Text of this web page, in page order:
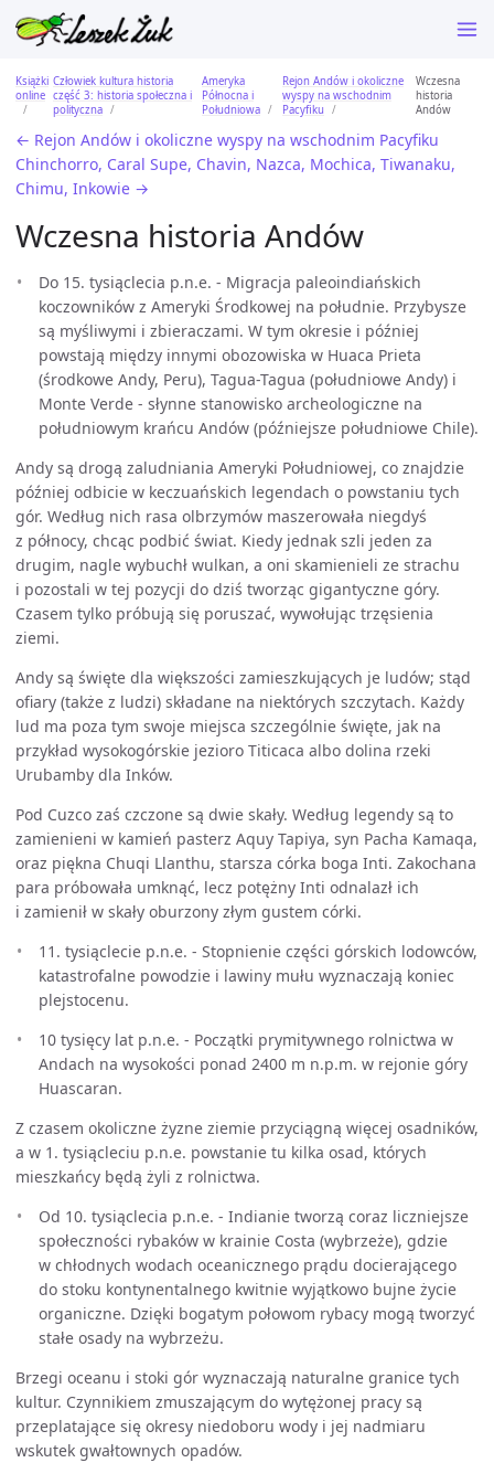
Książki
online
Człowiek kultura historia
część 3: historia społeczna i
polityczna
Ameryka
Północna i
Południowa
Rejon Andów i okoliczne
wyspy na wschodnim
Pacyfiku
Wczesna
historia
Andów
← Rejon Andów i okoliczne wyspy na wschodnim Pacyfiku
Chinchorro, Caral Supe, Chavin, Nazca, Mochica, Tiwanaku,
Chimu, Inkowie →
Wczesna historia Andów
Do 15. tysiąclecia p.n.e. - Migracja paleoindiańskich
koczowników z Ameryki Środkowej na południe. Przybysze
są myśliwymi i zbieraczami. W tym okresie i później
powstają między innymi obozowiska w Huaca Prieta
(środkowe Andy, Peru), Tagua-Tagua (południowe Andy) i
Monte Verde - słynne stanowisko archeologiczne na
południowym krańcu Andów (późniejsze południowe Chile).
Andy są drogą zaludniania Ameryki Południowej, co znajdzie
później odbicie w keczuańskich legendach o powstaniu tych
gór. Według nich rasa olbrzymów maszerowała niegdyś
z północy, chcąc podbić świat. Kiedy jednak szli jeden za
drugim, nagle wybuchł wulkan, a oni skamienieli ze strachu
i pozostali w tej pozycji do dziś tworząc gigantyczne góry.
Czasem tylko próbują się poruszać, wywołując trzęsienia
ziemi.
Andy są święte dla większości zamieszkujących je ludów; stąd
ofiary (także z ludzi) składane na niektórych szczytach. Każdy
lud ma poza tym swoje miejsca szczególnie święte, jak na
przykład wysokogórskie jezioro Titicaca albo dolina rzeki
Urubamby dla Inków.
Pod Cuzco zaś czczone są dwie skały. Według legendy są to
zamienieni w kamień pasterz Aquy Tapiya, syn Pacha Kamaqa,
oraz piękna Chuqi Llanthu, starsza córka boga Inti. Zakochana
para próbowała umknąć, lecz potężny Inti odnalazł ich
i zamienił w skały oburzony złym gustem córki.
11. tysiąclecie p.n.e. - Stopnienie części górskich lodowców,
katastrofalne powodzie i lawiny mułu wyznaczają koniec
plejstocenu.
10 tysięcy lat p.n.e. - Początki prymitywnego rolnictwa w
Andach na wysokości ponad 2400 m n.p.m. w rejonie góry
Huascaran.
Z czasem okoliczne żyzne ziemie przyciągną więcej osadników,
a w 1. tysiącleciu p.n.e. powstanie tu kilka osad, których
mieszkańcy będą żyli z rolnictwa.
Od 10. tysiąclecia p.n.e. - Indianie tworzą coraz liczniejsze
społeczności rybaków w krainie Costa (wybrzeże), gdzie
w chłodnych wodach oceanicznego prądu docierającego
do stoku kontynentalnego kwitnie wyjątkowo bujne życie
organiczne. Dzięki bogatym połowom rybacy mogą tworzyć
stałe osady na wybrzeżu.
Brzegi oceanu i stoki gór wyznaczają naturalne granice tych
kultur. Czynnikiem zmuszającym do wytężonej pracy są
przeplatające się okresy niedoboru wody i jej nadmiaru
wskutek gwałtownych opadów.